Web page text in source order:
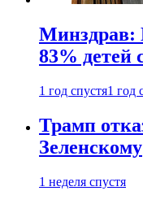
Минздрав:
83% детей
1 год спустя1 год
Трамп
Зеленскому
1 неделя спустя